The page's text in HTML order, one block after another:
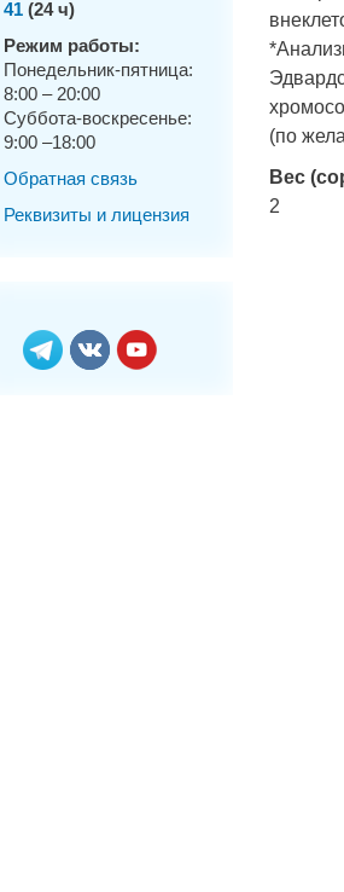
41 (24 ч)
Режим работы:
Понедельник-пятница:
8:00 – 20:00
Суббота-воскресенье:
9:00 –18:00
Обратная связь
Реквизиты и лицензия
(по
Вес
2